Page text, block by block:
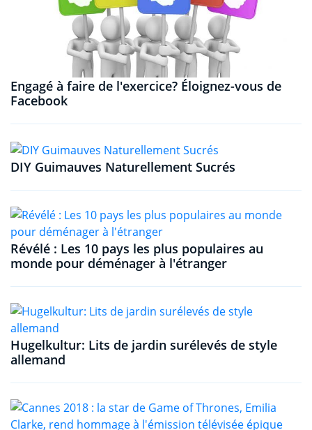
Engagé à faire de l'exercice? Éloignez-vous de
Facebook
DIY Guimauves Naturellement Sucrés
Révélé : Les 10 pays les plus populaires au
monde pour déménager à l'étranger
Hugelkultur: Lits de jardin surélevés de style
allemand